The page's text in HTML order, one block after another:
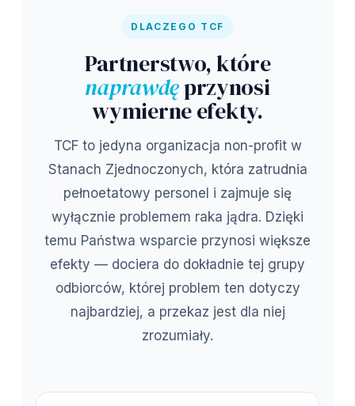
DLACZEGO TCF
Partnerstwo, które
naprawdęprzynosi
wymierne efekty.
TCF to jedyna organizacja non-profit w
Stanach Zjednoczonych, która zatrudnia
pełnoetatowy personel i zajmuje się
wyłącznie problemem raka jądra. Dzięki
temu Państwa wsparcie przynosi większe
efekty — dociera do dokładnie tej grupy
odbiorców, której problem ten dotyczy
najbardziej, a przekaz jest dla niej
zrozumiały.